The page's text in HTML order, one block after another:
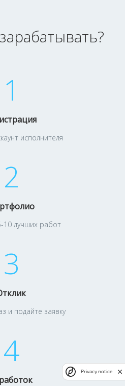
1
исполнителя
2
10 лучших работ
3
и подайте заявку
4
Privacy notice